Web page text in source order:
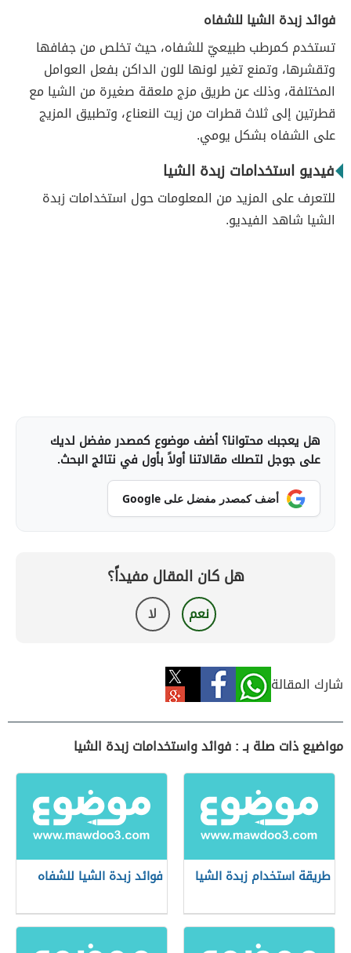
فوائد زبدة الشيا للشفاه
تستخدم كمرطب طبيعيّ للشفاه، حيث تخلص من جفافها
وتقشرها، وتمنع تغير لونها للون الداكن بفعل العوامل
المختلفة، وذلك عن طريق مزج ملعقة صغيرة من الشيا مع
قطرتين إلى ثلاث قطرات من زيت النعناع، وتطبيق المزيج
على الشفاه بشكل يومي.
فيديو استخدامات زبدة الشيا
للتعرف على المزيد من المعلومات حول استخدامات زبدة
الشيا شاهد الفيديو.
هل يعجبك محتوانا؟ أضف موضوع كمصدر مفضل لديك
على جوجل لتصلك مقالاتنا أولاً بأول في نتائج البحث.
أضف كمصدر مفضل على Google
هل كان المقال مفيداً؟
نعم لا
شارك المقالة
مواضيع ذات صلة بـ : فوائد واستخدامات زبدة الشيا
طريقة استخدام زبدة الشيا فوائد زبدة الشيا للشفاه